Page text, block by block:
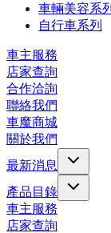
車輛美容系列
自行車系列
車主服務
店家查詢
合作洽詢
聯絡我們
車魔商城
關於我們
最新消息
產品目錄
車主服務
店家查詢